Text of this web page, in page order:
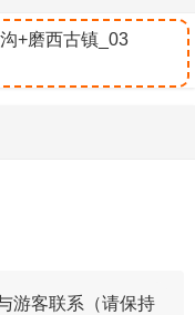
游客联系（请保持